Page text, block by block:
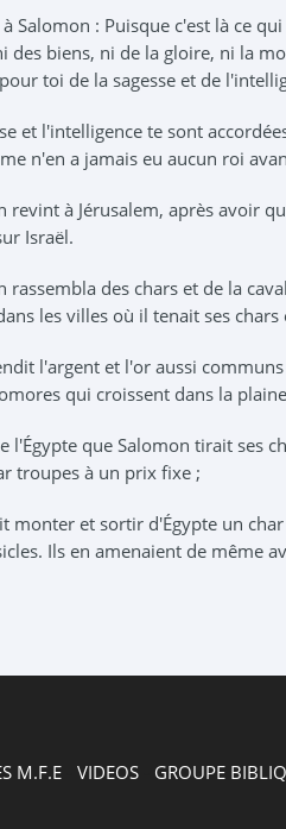
Salomon : Puisque c'est là ce
des biens, ni de la gloire, ni la
toi de la sagesse et de
et l'intelligence te sont
n'en a jamais eu aucun roi
revint à Jérusalem, après avoir
Israël.
rassembla des chars et de la
les villes où il tenait ses
l'argent et l'or aussi
qui croissent dans la
l'Égypte que Salomon tirait ses
troupes à un prix fixe ;
monter et sortir d'Égypte un
Ils en amenaient de même
M.F.E- VIDEOS- GROUPE